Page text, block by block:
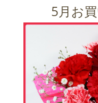
5月お